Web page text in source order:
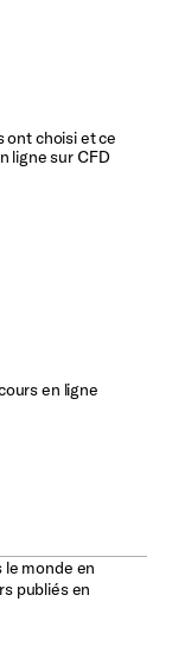
ont choisi et ce
ligne sur CFD
en ligne
le monde en
publiés en